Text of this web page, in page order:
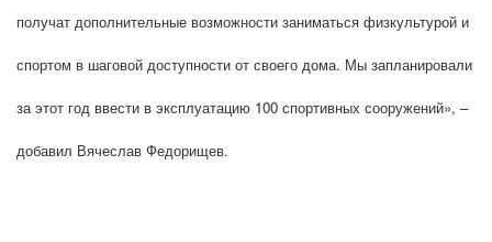
получат дополнительные возможности заниматься физкультурой и
спортом в шаговой доступности от своего дома. Мы запланировали
за этот год ввести в эксплуатацию 100 спортивных сооружений», –
добавил Вячеслав Федорищев.